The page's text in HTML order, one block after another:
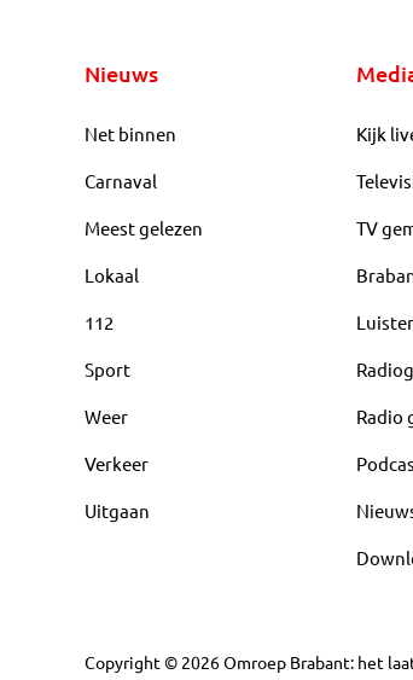
Nieuws
Net binnen
Carnaval
Meest gelezen
Lokaal
112
Sport
Weer
Verkeer
Uitgaan
Kijk
TV
Radio
Copyright © 2026Omroep Brabant: het